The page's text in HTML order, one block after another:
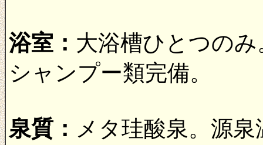
浴室： 大浴槽ひとつの
シャンプー類完備。
泉質： メタ珪酸泉。源